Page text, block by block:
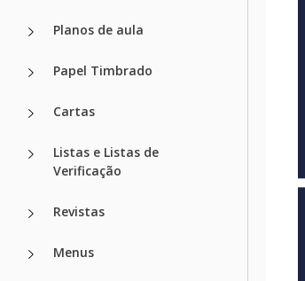
Planos de aula
Papel Timbrado
Cartas
Listas e Listas de
Verificação
Revistas
Menus